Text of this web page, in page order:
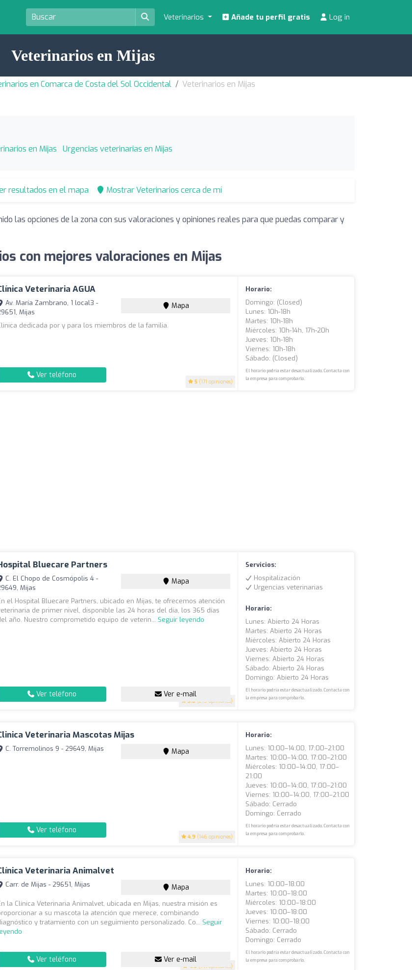
Veterinarios Añade tu perfil gratis Log in
Veterinarios en Mijas
en Comarca de Costa del Sol Occidental Veterinarios en Mijas
en Mijas Urgencias veterinarias en Mijas
resultados en el mapa Mostrar Veterinarios cerca de mí
las opciones de la zona con sus valoraciones y opiniones reales para que puedas comparar y
con mejores valoraciones en Mijas
Veterinaria AGUA
5 (171 opiniones)
Av. María Zambrano, 1 local3 -
Mijas
Mapa
dedicada por y para los miembros de la familia.
Ver teléfono
Horario:
Domingo: (closed)
Lunes: 10h-18h
Martes: 10h-18h
Miércoles: 10h-14h, 17h-20h
Jueves: 10h-18h
Viernes: 10h-18h
Sábado: (closed)
El horario podría estar desactualizado. Contacta con
la empresa para comprobarlo.
Bluecare Partners
3.8 (215 opiniones)
C. El Chopo de Cosmópolis 4 -
Mijas
Mapa
el Hospital Bluecare Partners, ubicado en Mijas, te ofrecemos atención
de primer nivel, disponible las 24 horas del día, los 365 días
año. Nuestro comprometido equipo de veterin... Seguir leyendo
Ver teléfono Ver e-mail
Servicios:
Hospitalización
Urgencias veterinarias
Horario:
Lunes: Abierto 24 Horas
Martes: Abierto 24 Horas
Miércoles: Abierto 24 Horas
Jueves: Abierto 24 Horas
Viernes: Abierto 24 Horas
Sábado: Abierto 24 Horas
Domingo: Abierto 24 Horas
El horario podría estar desactualizado. Contacta con
la empresa para comprobarlo.
Veterinaria Mascotas Mijas
4.9 (146 opiniones)
C. Torremolinos 9 - 29649, Mijas Mapa
Ver teléfono
Horario:
Lunes: 10:00–14:00, 17:00–21:00
Martes: 10:00–14:00, 17:00–21:00
Miércoles: 10:00–14:00, 17:00–
21:00
Jueves: 10:00–14:00, 17:00–21:00
Viernes: 10:00–14:00, 17:00–21:00
Sábado: Cerrado
Domingo: Cerrado
El horario podría estar desactualizado. Contacta con
la empresa para comprobarlo.
Veterinaria Animalvet
4.9 (141 opiniones)
Carr. de Mijas - 29651, Mijas Mapa
la Clínica Veterinaria Animalvet, ubicada en Mijas, nuestra misión es
a su mascota la atención que merece, combinando
y tratamiento con un seguimiento personalizado. Co... Seguir
Ver teléfono Ver e-mail
Horario:
Lunes: 10:00–18:00
Martes: 10:00–18:00
Miércoles: 10:00–18:00
Jueves: 10:00–18:00
Viernes: 10:00–18:00
Sábado: Cerrado
Domingo: Cerrado
El horario podría estar desactualizado. Contacta con
la empresa para comprobarlo.